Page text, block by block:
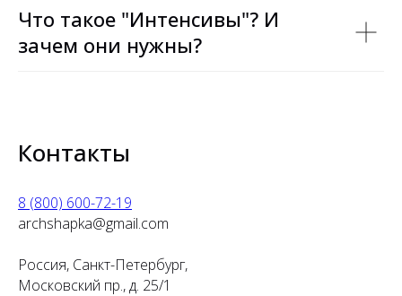
Что такое "Интенсивы"? И
зачем они нужны?
Контакты
8 (800) 600-72-19
archshapka@gmail.com
Россия, Санкт-Петербург,
Московский пр., д. 25/1